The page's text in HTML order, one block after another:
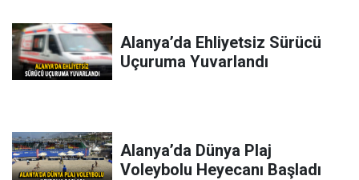
Alanya’da Ehliyetsiz Sürücü
Uçuruma Yuvarlandı
Alanya’da Dünya Plaj
Voleybolu Heyecanı Başladı